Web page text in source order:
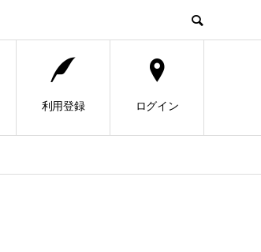
利用登録 ログイン